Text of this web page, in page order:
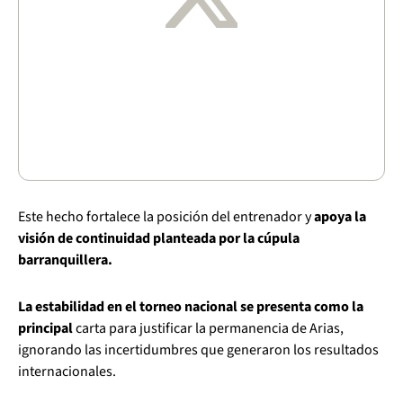
Este hecho fortalece la posición del entrenador yapoya la
visión de continuidad planteada por la cúpula
barranquillera.
La estabilidad en el torneo nacional se presenta como la
principalcarta para justificar la permanencia de Arias,
ignorando las incertidumbres que generaron los resultados
internacionales.